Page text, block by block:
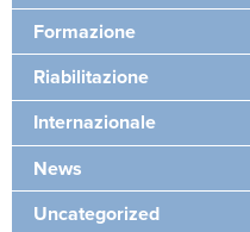
Formazione
Riabilitazione
Internazionale
News
Uncategorized